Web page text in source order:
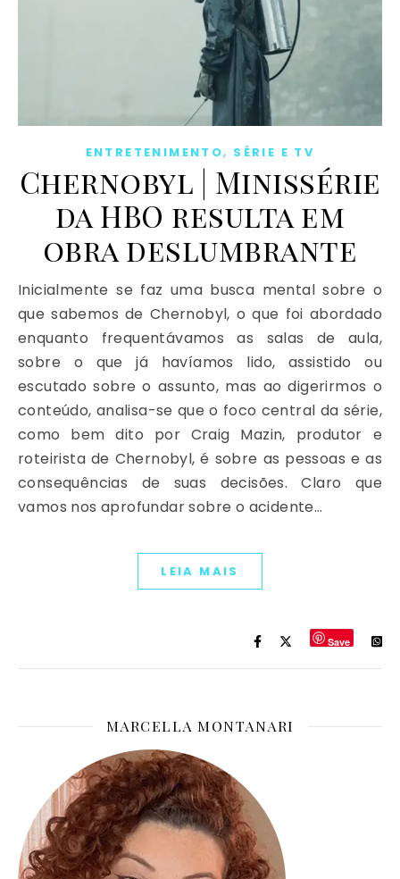
ENTRETENIMENTO, SÉRIE E TV
Chernobyl | Minissérie
da HBO resulta em
obra deslumbrante
Inicialmente se faz uma busca mental sobre o
que sabemos de Chernobyl, o que foi abordado
enquanto frequentávamos as salas de aula,
sobre o que já havíamos lido, assistido ou
escutado sobre o assunto, mas ao digerirmos o
conteúdo, analisa-se que o foco central da série,
como bem dito por Craig Mazin, produtor e
roteirista de Chernobyl, é sobre as pessoas e as
consequências de suas decisões. Claro que
vamos nos aprofundar sobre o acidente…
LEIA MAIS
Save
MARCELLA MONTANARI